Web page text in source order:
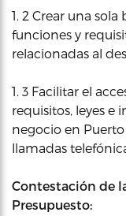
1. 2 Crear una
funciones y
relacionadas al
1. 3 Facilitar el
requisitos, leyes e
negocio en
llamadas
Contestación de
Presupuesto: